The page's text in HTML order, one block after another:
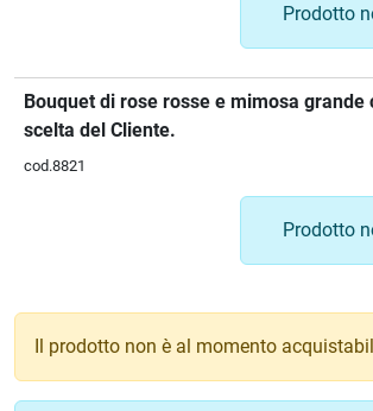
Prodotto
Bouquet di rose rosse e mimosa grande
scelta del Cliente.
cod.8821
Prodotto
Il prodotto non è al momento